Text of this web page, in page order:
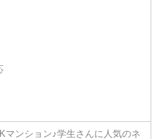
マンション♪学生さんに人気のネ